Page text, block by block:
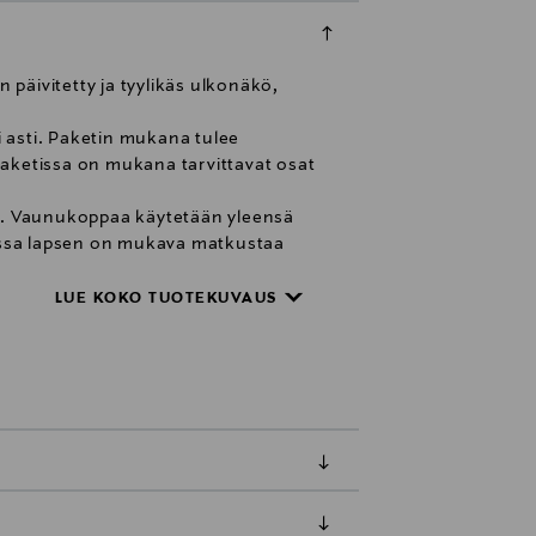
päivitetty ja tyylikäs ulkonäkö,
Paketin mukana tulee
on mukana tarvittavat osat
käytetään yleensä
lapsen on mukava matkustaa
kiertämään vaunukopan
Jokainen valjaan vyö
LUE KOKO TUOTEKUVAUS